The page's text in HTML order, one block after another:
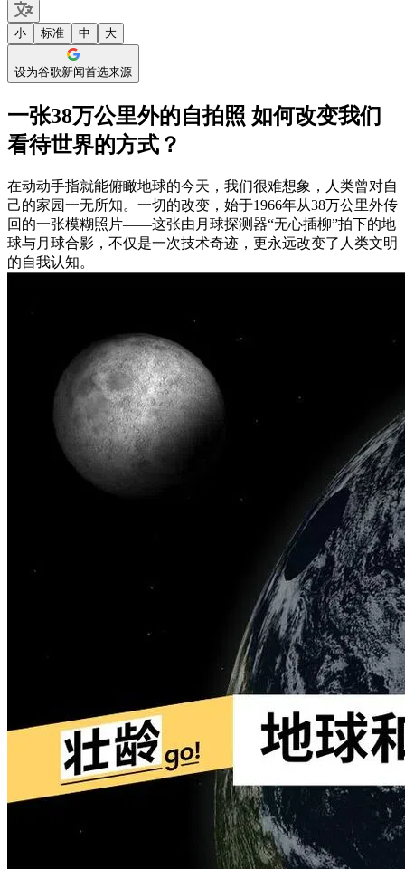
小 标准 中 大
设为谷歌新闻首选来源
一张38万公里外的自拍照 如何改变我们
看待世界的方式？
在动动手指就能俯瞰地球的今天，我们很难想象，人类曾对自
己的家园一无所知。一切的改变，始于1966年从38万公里外传
回的一张模糊照片——这张由月球探测器“无心插柳”拍下的地
球与月球合影，不仅是一次技术奇迹，更永远改变了人类文明
的自我认知。